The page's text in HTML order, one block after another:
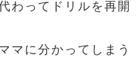
わってドリルを再開
マに分かってしまう